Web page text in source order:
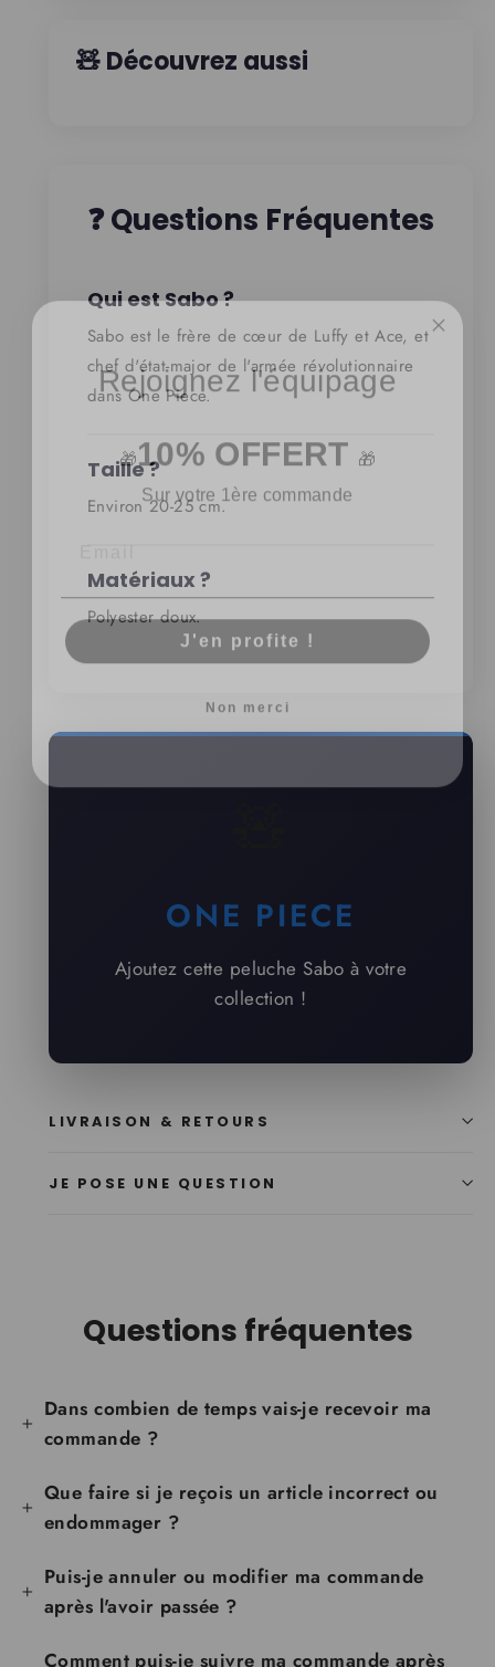
🧸 Découvrez aussi
❓ Questions Fréquentes
Qui est Sabo ?
Sabo est le frère de cœur de Luffy et Ace, et
chef d'état-major de l'armée révolutionnaire
dans One Piece.
Taille ?
Environ 20-25 cm.
Matériaux ?
Polyester doux.
ONE PIECE
Ajoutez cette peluche Sabo à votre
collection !
LIVRAISON & RETOURS
JE POSE UNE QUESTION
Questions fréquentes
Dans combien de temps vais-je recevoir ma
commande ?
Que faire si je reçois un article incorrect ou
endommager ?
Puis-je annuler ou modifier ma commande
après l'avoir passée ?
Comment puis-je suivre ma commande après
Rejoignez l'équipage
Sur votre 1ère commande
J'en profite !